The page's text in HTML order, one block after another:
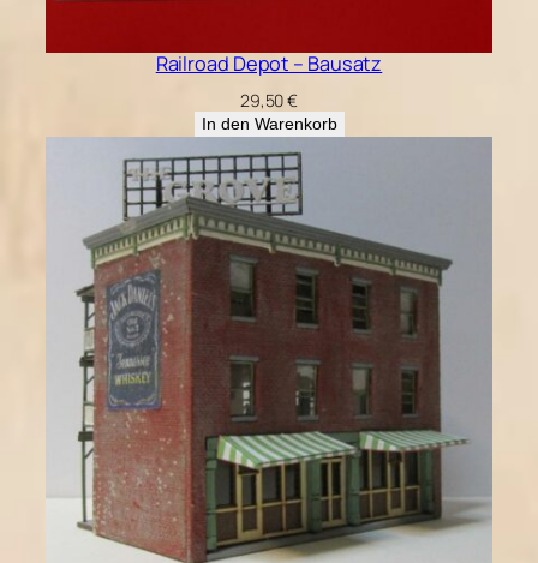
Railroad Depot – Bausatz
29,50€
In den Warenkorb